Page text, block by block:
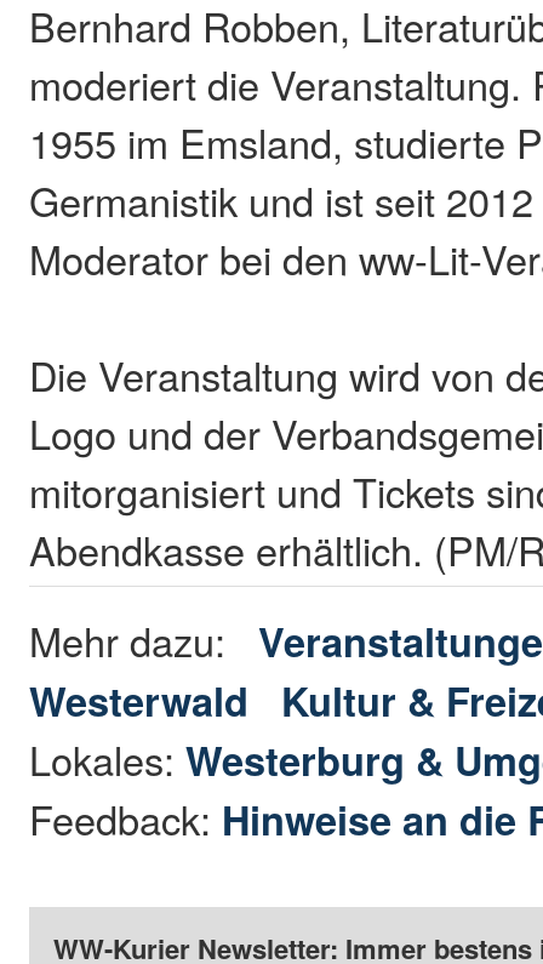
Bernhard Robben,
moderiert die Veranstaltung.
1955 im Emsland, studierte
Germanistik und ist seit
Moderator bei den ww-Lit-
Die Veranstaltung wird von
Logo und der
mitorganisiert und Tickets
Abendkasse erhältlich. (PM/
Mehr dazu:
Westerwald
Kultur &
Lokales:Westerburg &
Feedback: Hinweise an die
WW-Kurier Newsletter: Immer